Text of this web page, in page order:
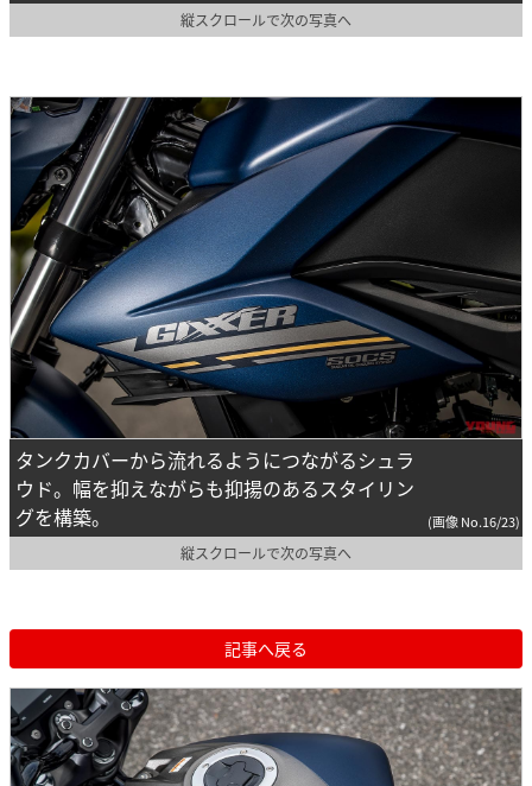
縦スクロールで次の写真へ
タンクカバーから流れるようにつながるシュラ
ウド。幅を抑えながらも抑揚のあるスタイリン
グを構築。
(画像 No.16/23)
縦スクロールで次の写真へ
記事へ戻る